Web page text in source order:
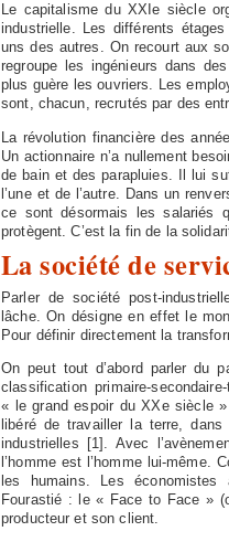
Le capitalisme du XXIe siècle
industrielle. Les différents
uns des autres. On recourt aux
regroupe les ingénieurs dans
plus guère les ouvriers. Les
sont, chacun, recrutés par des
La révolution financière des
Un actionnaire n’a nullement
de bain et des parapluies. Il lui
l’une et de l’autre. Dans un
ce sont désormais les salariés
protègent. C’est la fin de la
La société de
Parler de société post-
lâche. On désigne en effet le
Pour définir directement la
On peut tout d’abord parler du
classification primaire-
« le grand espoir du XXe siècle »
libéré de travailler la terre,
industrielles [1] . Avec
l’homme est l’homme lui-même.
les humains. Les
Fourastié : le « Face to Face »
producteur et son client.